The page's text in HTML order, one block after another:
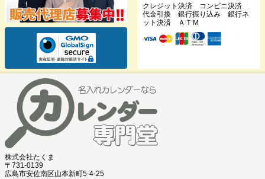
クレジット決済 コンビニ決済
代金引換 銀行振り込み 銀行ネ
ット決済 ＡＴＭ
株式会社たくま
〒731-0139
広島市安佐南区山本新町5-4-25